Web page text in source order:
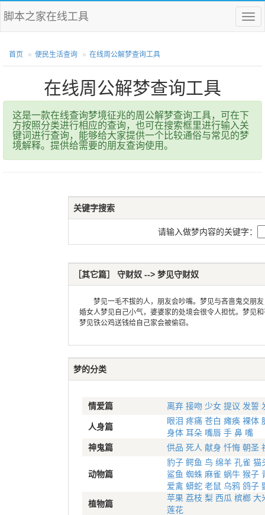
菜
单
脚本之家在线工具
首页 便民生活查询 在线周公解梦查询工具
在线周公解梦查询工具
这是一款在线查询梦境征兆的周公解梦查询工具，可在下
方按照分类进行相应的查询，也可在搜索框里进行输入关
键词进行查询，能够给大家提供一个比较通俗与常见的梦
境解释。提供给需要的朋友查询使用。
关键字搜索
请输入做梦内容的关键字：
［其它篇］ 守财奴 --> 梦见守财奴
梦见一毛不拔的人，朋友会吵嘴。梦见与吝啬鬼交朋友
婚女人梦见自己小气，婆婆家的处境会很令人担忧。梦见
梦见铁公鸡送钱给自己家会被偷窃。
梦的分类
情爱篇 离弃 接吻 少女 提议 发誓
人身篇
眼泪 疼痛 苍白 瘫痪 裸体
身体 耳朵 嘴唇 手 鼻 嘴
神鬼篇
供品 死人 献身 忏悔 朝圣
动物篇
豹子 鳄鱼 鸟 绵羊 孔雀 猫
鲨鱼 蜘蛛 麻雀 蜗牛 猴子
爱禽 蟒蛇 老鼠 乌鸦 鸽子
植物篇
苹果 荔枝 梨 西瓜 槟榔 大
莲花